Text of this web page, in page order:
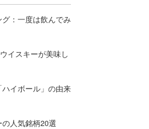
：一度は飲んでみ
イスキーが美味し
イボール」の由来
人気銘柄20選